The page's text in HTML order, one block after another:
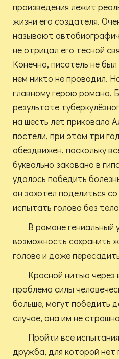
произведения лежит
жизни его создателя.
называют
не отрицал его тесной
Конечно, писатель не
нем никто не проводил.
главному герою романа,
результате
на шесть лет приковала
постели, при этом три
обездвижен, поскольку
буквально заковано в
удалось победить
он захотел поделиться
испытать голова без
В романе гениальный
возможность сохранить
голове и даже
Красной нитью через
проблема силы
больше, могут победить
случае, она им не
Пройти все
дружба, для которой нет